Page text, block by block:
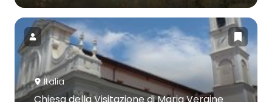
Italia
Chiesa della Visitazione di Maria Vergine